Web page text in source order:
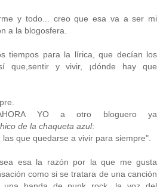
y todo... creo que esa va a ser mi
a la blogosfera.
tiempos para la lírica, que decían los
que,sentir y vivir, ¡dónde hay que
AHORA YO a otro bloguero ya
de la chaqueta azul:
que quedarse a vivir para siempre".
esa la razón por la que me gusta
como si se tratara de una canción